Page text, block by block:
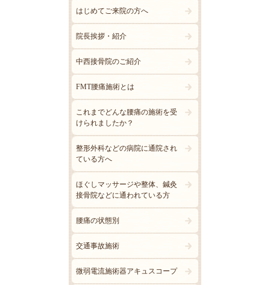
はじめてご来院の方へ
院長挨拶・紹介
中西接骨院のご紹介
FMT腰痛施術とは
これまでどんな腰痛の施術を受
けられましたか？
整形外科などの病院に通院され
ている方へ
ほぐしマッサージや整体、鍼灸
接骨院などに通われている方
腰痛の状態別
交通事故施術
微弱電流施術器アキュスコープ